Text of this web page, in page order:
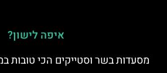
איפה לישון?
מסעדות בשר וסטייקים הכי טובות